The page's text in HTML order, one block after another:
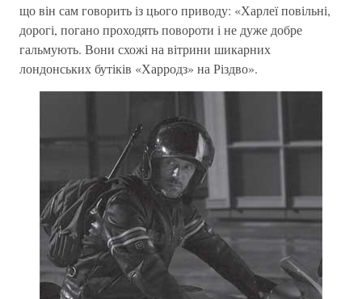
що він сам говорить із цього приводу: «Харлеї повільні,
дорогі, погано проходять повороти і не дуже добре
гальмують. Вони схожі на вітрини шикарних
лондонських бутіків «Харродз» на Різдво».